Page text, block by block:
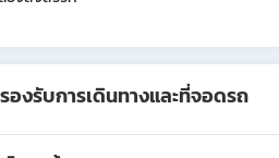
องรับการเดินทางและที่จอดรถ